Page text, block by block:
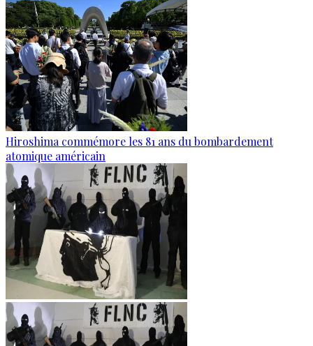
Hiroshima commémore les 81 ans du bombardement
atomique américain